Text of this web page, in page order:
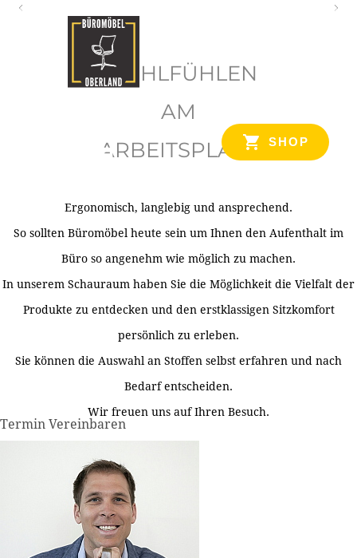
SHOP
WOHLFÜHLEN
AM
ARBEITSPLATZ
Ergonomisch, langlebig und ansprechend.
So sollten Büromöbel heute sein um Ihnen den Aufenthalt im
Büro so angenehm wie möglich zu machen.
In unserem Schauraum haben Sie die Möglichkeit die Vielfalt der
Produkte zu entdecken und den erstklassigen Sitzkomfort
persönlich zu erleben.
Sie können die Auswahl an Stoffen selbst erfahren und nach
Bedarf entscheiden.
Wir freuen uns auf Ihren Besuch.
Termin Vereinbaren